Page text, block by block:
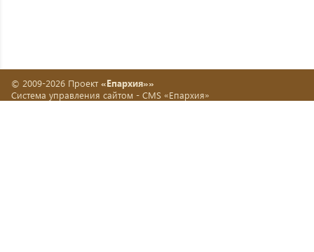
© 2009-2026 Проект «Епархия»»
Система управления сайтом - CMS «Епархия»